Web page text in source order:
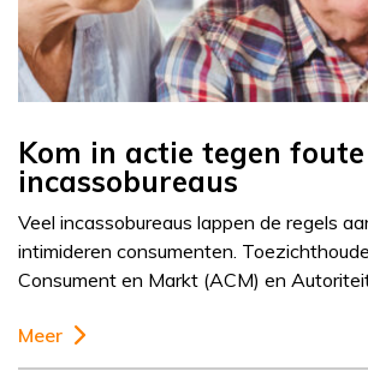
Kom in actie tegen foute
incassobureaus
Veel incassobureaus lappen de regels
intimideren consumenten.
Consument en Markt (ACM) en
Meer